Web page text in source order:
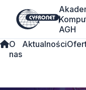
AGH
O
nas
Aktualności